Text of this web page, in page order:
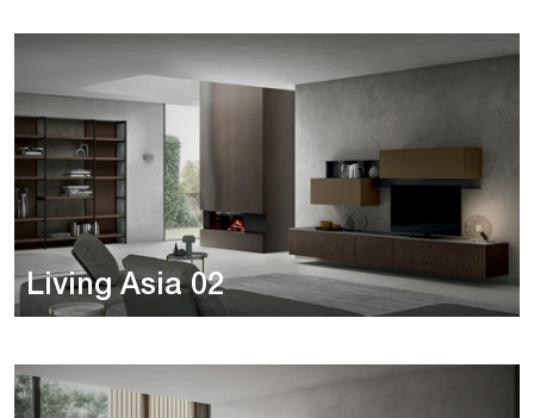
Living Asia 02